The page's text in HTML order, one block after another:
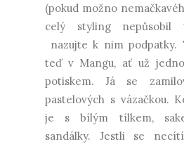
(pokud možno
celý styling nepůsobil
nazujte k nim podpatky.
teď v Mangu, ať už
potiskem. Já se
pastelových s vázačkou.
je s bílým tílkem,
sandálky. Jestli se